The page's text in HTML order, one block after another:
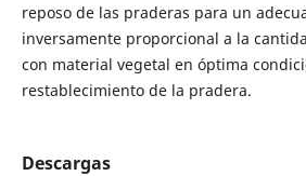
reposo de las praderas para un
inversamente proporcional a la
con material vegetal en óptima
restablecimiento de la pradera.
Descargas